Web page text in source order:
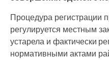
Процедура регистрации
регулируется местным
устарела и фактически
нормативными актами